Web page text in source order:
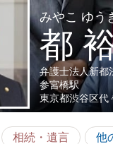
みやこ ゆう
都
弁護士法人新都
参宮橋駅
東京都渋谷区代
相続・遺言 他